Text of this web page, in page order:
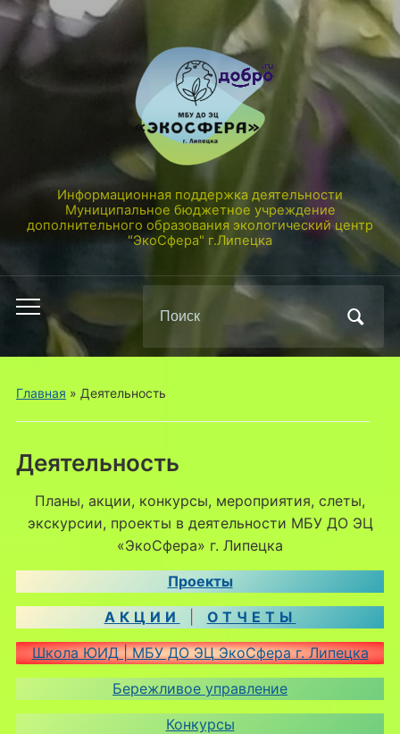
Информационная поддержка деятельности
Муниципальное бюджетное учреждение
дополнительного образования экологический центр
"ЭкоСфера" г.Липецка
Переключить
мобильное
меню
по:
Главная » Деятельность
Деятельность
Планы, акции, конкурсы, мероприятия, слеты,
экскурсии, проекты в деятельности МБУ ДО ЭЦ
«ЭкоСфера» г. Липецка
Проекты
АКЦИИ
ОТЧЕТЫ
Школа ЮИД | МБУ ДО ЭЦ ЭкоСфера г. Липецка
Бережливое управление
Конкурсы